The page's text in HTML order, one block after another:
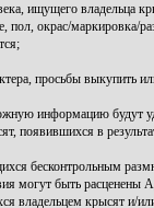
ищущего владельца
окрас/маркировка/
просьбы выкупить
информацию будут
появившихся в
бесконтрольным
могут быть расценены
крысят и/или